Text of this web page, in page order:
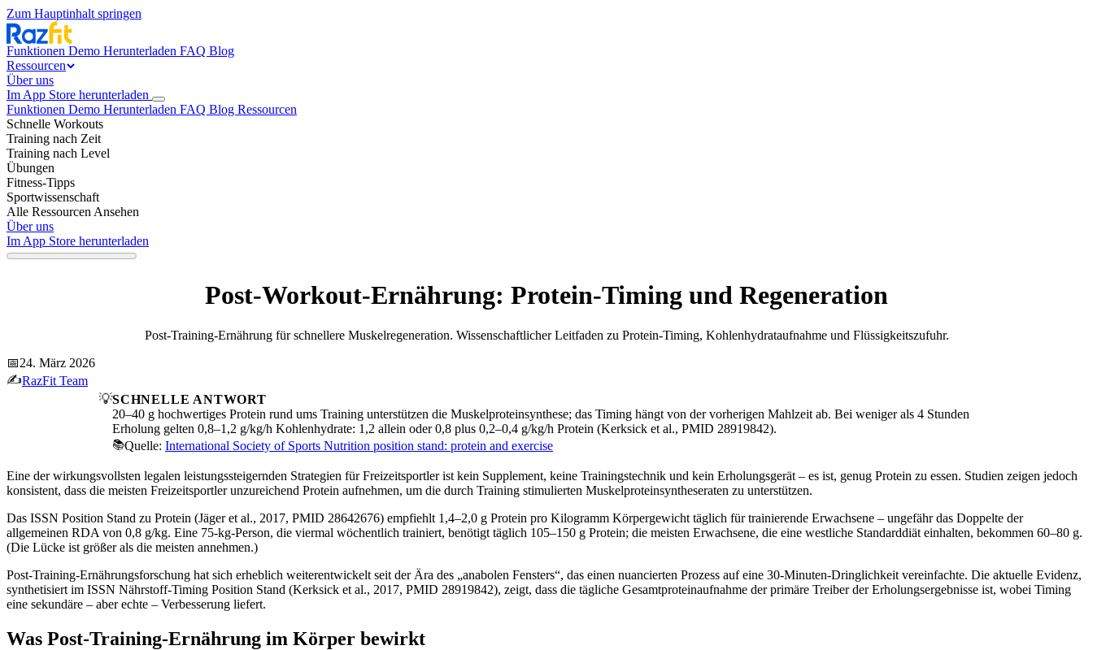
Zum Hauptinhalt springen
Funktionen Demo Herunterladen FAQ Blog
Ressourcen
Über uns
Im App Store herunterladen
Funktionen Demo Herunterladen FAQ Blog Ressourcen
Schnelle Workouts
Training nach Zeit
Training nach Level
Übungen
Fitness-Tipps
Sportwissenschaft
Alle Ressourcen Ansehen
Über uns
Im App Store herunterladen
Post-Workout-Ernährung: Protein-Timing und Regeneration
Post-Training-Ernährung für schnellere Muskelregeneration. Wissenschaftlicher Leitfaden zu Protein-Timing, Kohlenhydrataufnahme und Flüssigkeitszufuhr.
📅24. März 2026
✍️RazFit Team
💡SCHNELLE ANTWORT
20–40 g hochwertiges Protein rund ums Training unterstützen die Muskelproteinsynthese; das Timing hängt von der vorherigen Mahlzeit ab. Bei weniger als 4 Stunden
Erholung gelten 0,8–1,2 g/kg/h Kohlenhydrate: 1,2 allein oder 0,8 plus 0,2–0,4 g/kg/h Protein (Kerksick et al., PMID 28919842).
📚Quelle: International Society of Sports Nutrition position stand: protein and exercise
Eine der wirkungsvollsten legalen leistungssteigernden Strategien für Freizeitsportler ist kein Supplement, keine Trainingstechnik und kein Erholungsgerät – es ist, genug Protein zu essen. Studien zeigen jedoch
konsistent, dass die meisten Freizeitsportler unzureichend Protein aufnehmen, um die durch Training stimulierten Muskelproteinsyntheseraten zu unterstützen.
Das ISSN Position Stand zu Protein (Jäger et al., 2017, PMID 28642676) empfiehlt 1,4–2,0 g Protein pro Kilogramm Körpergewicht täglich für trainierende Erwachsene – ungefähr das Doppelte der
allgemeinen RDA von 0,8 g/kg. Eine 75-kg-Person, die viermal wöchentlich trainiert, benötigt täglich 105–150 g Protein; die meisten Erwachsene, die eine westliche Standarddiät einhalten, bekommen 60–80 g.
(Die Lücke ist größer als die meisten annehmen.)
Post-Training-Ernährungsforschung hat sich erheblich weiterentwickelt seit der Ära des „anabolen Fensters“, das einen nuancierten Prozess auf eine 30-Minuten-Dringlichkeit vereinfachte. Die aktuelle Evidenz,
synthetisiert im ISSN Nährstoff-Timing Position Stand (Kerksick et al., 2017, PMID 28919842), zeigt, dass die tägliche Gesamtproteinaufnahme der primäre Treiber der Erholungsergebnisse ist, wobei Timing
eine sekundäre – aber echte – Verbesserung liefert.
Was Post-Training-Ernährung im Körper bewirkt